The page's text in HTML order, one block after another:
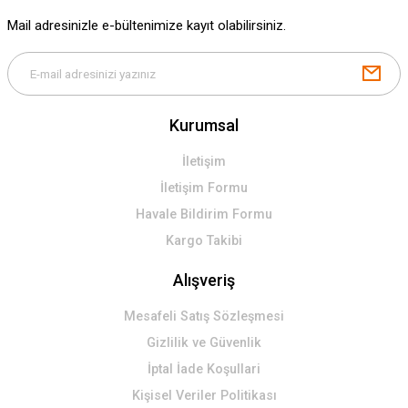
Gönder
Mail adresinizle e-bültenimize kayıt olabilirsiniz.
Kurumsal
İletişim
İletişim Formu
Havale Bildirim Formu
Kargo Takibi
Alışveriş
Mesafeli Satış Sözleşmesi
Gizlilik ve Güvenlik
İptal İade Koşullari
Kişisel Veriler Politikası